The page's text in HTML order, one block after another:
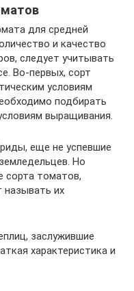
для средней
и качество
следует учитывать
Во-первых, сорт
условиям
подбирать
выращивания.
еще не успевшие
Но
сорта томатов,
называть их
заслужившие
характеристика и